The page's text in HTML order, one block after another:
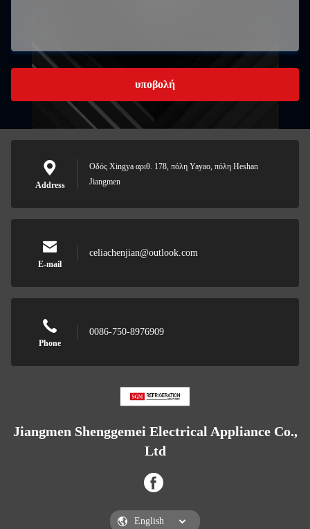
υποβολή
Address
Οδός Xingya αριθ. 178, πόλη Yayao, πόλη Heshan
Jiangmen
E-mail
celiachenjian@outlook.com
Phone
0086-750-8976909
Jiangmen Shenggemei Electrical Appliance Co.,
Ltd